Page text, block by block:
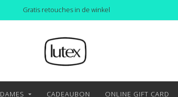
Gratis retouches in de winkel
DAMES CADEAUBON ONLINE GIFT CARD